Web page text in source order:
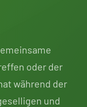
oder der
während der
und